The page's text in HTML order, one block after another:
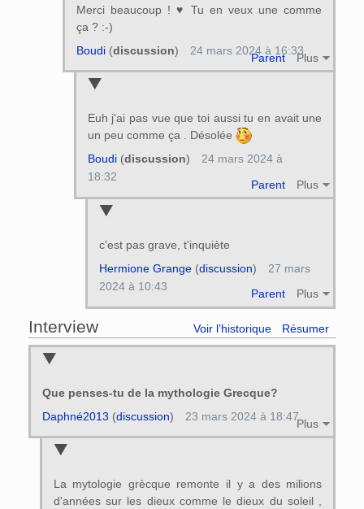
Merci beaucoup ! ♥ Tu en veux une comme
ça ? :-)
Parent Plus
Boudi(discussion) 24 mars 2024 à 16:33
Euh j'ai pas vue que toi aussi tu en avait une
un peu comme ça . Désolée
Parent Plus
Boudi(discussion)
24 mars 2024 à
18:32
c'est pas grave, t'inquiète
Parent Plus
Hermione Grange(discussion)
27 mars
2024 à 10:43
Interview Voir l’historique Résumer
Que penses-tu de la mythologie Grecque?
Plus
Daphné2013 (discussion) 23 mars 2024 à 18:47
La mytologie grècque remonte il y a des milions
d'années sur les dieux comme le dieux du soleil ,